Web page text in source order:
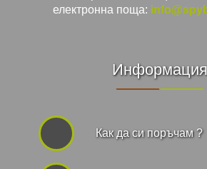
електронна поща:
Информация
Как да си поръчам ?